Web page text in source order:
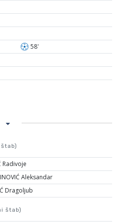
58'
Radivoje
Aleksandar
Dragoljub
štab)